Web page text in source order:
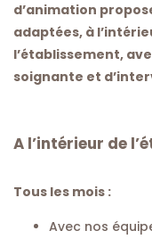
d’animation
adaptées, à
l’établissement,
soignante et
A l’intérieur de
Tous les mois :
Avec nos